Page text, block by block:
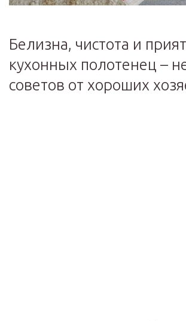
Белизна, чистота и
кухонных полотенец –
советов от хороших